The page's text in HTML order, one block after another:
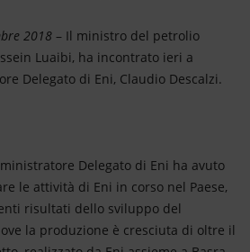
2018 – Il ministro del petrolio
Luaibi, ha incontrato ieri a
Delegato di Eni, Claudio Descalzi.
Delegato di Eni ha avuto
le attività di Eni in corso nel Paese,
risultati dello sviluppo del
la produzione è cresciuta di oltre il